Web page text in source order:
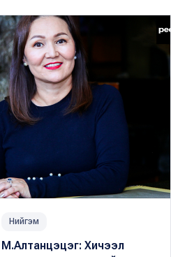
Нийгэм
М.Алтанцэцэг: Хичээл